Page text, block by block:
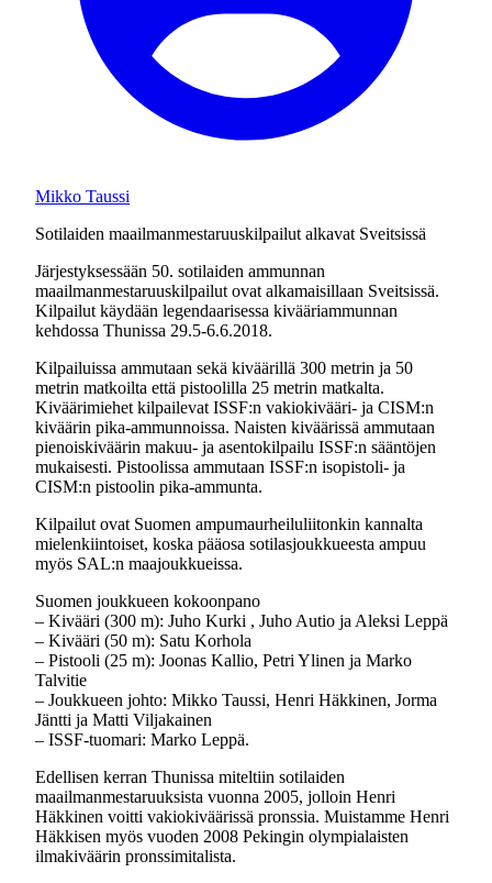
Mikko Taussi
Sotilaiden maailmanmestaruuskilpailut alkavat Sveitsissä
Järjestyksessään 50. sotilaiden ammunnan
maailmanmestaruuskilpailut ovat alkamaisillaan Sveitsissä.
Kilpailut käydään legendaarisessa kivääriammunnan
kehdossa Thunissa 29.5-6.6.2018.
Kilpailuissa ammutaan sekä kiväärillä 300 metrin ja 50
metrin matkoilta että pistoolilla 25 metrin matkalta.
Kiväärimiehet kilpailevat ISSF:n vakiokivääri- ja CISM:n
kiväärin pika-ammunnoissa. Naisten kiväärissä ammutaan
pienoiskiväärin makuu- ja asentokilpailu ISSF:n sääntöjen
mukaisesti. Pistoolissa ammutaan ISSF:n isopistoli- ja
CISM:n pistoolin pika-ammunta.
Kilpailut ovat Suomen ampumaurheiluliitonkin kannalta
mielenkiintoiset, koska pääosa sotilasjoukkueesta ampuu
myös SAL:n maajoukkueissa.
Suomen joukkueen kokoonpano
– Kivääri (300 m): Juho Kurki , Juho Autio ja Aleksi Leppä
– Kivääri (50 m): Satu Korhola
– Pistooli (25 m): Joonas Kallio, Petri Ylinen ja Marko
Talvitie
– Joukkueen johto: Mikko Taussi, Henri Häkkinen, Jorma
Jäntti ja Matti Viljakainen
– ISSF-tuomari: Marko Leppä.
Edellisen kerran Thunissa miteltiin sotilaiden
maailmanmestaruuksista vuonna 2005, jolloin Henri
Häkkinen voitti vakiokiväärissä pronssia. Muistamme Henri
Häkkisen myös vuoden 2008 Pekingin olympialaisten
ilmakiväärin pronssimitalista.